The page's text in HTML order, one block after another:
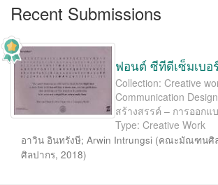
Recent Submissions
ฟอนต์ ซีทีดีเซ็มเบอ
Collection: Creative
Communication
สร้างสรรค์ – การออกแ
Type: Creative Work
อาวิน อินทรังษี; Arwin Intrungsi (คณะมัณฑนศิ
ศิลปากร, 2018)